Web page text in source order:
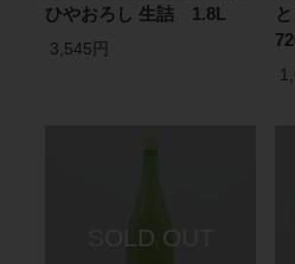
ひやおろし 生詰 1.8L
3,545円